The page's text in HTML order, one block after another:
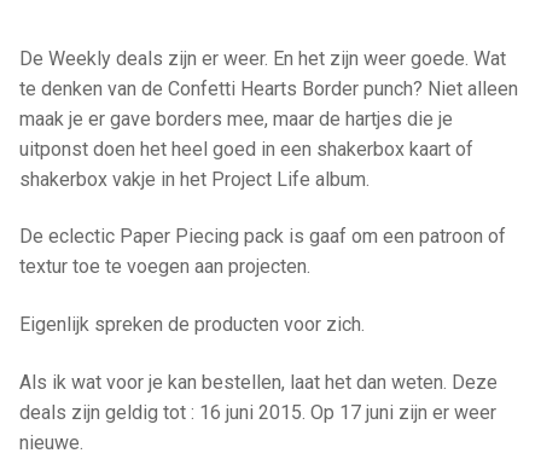
De Weekly deals zijn er weer. En het zijn weer goede. Wat
te denken van de Confetti Hearts Border punch? Niet alleen
maak je er gave borders mee, maar de hartjes die je
uitponst doen het heel goed in een shakerbox kaart of
shakerbox vakje in het Project Life album.
De eclectic Paper Piecing pack is gaaf om een patroon of
textur toe te voegen aan projecten.
Eigenlijk spreken de producten voor zich.
Als ik wat voor je kan bestellen, laat het dan weten. Deze
deals zijn geldig tot : 16 juni 2015. Op 17 juni zijn er weer
nieuwe.